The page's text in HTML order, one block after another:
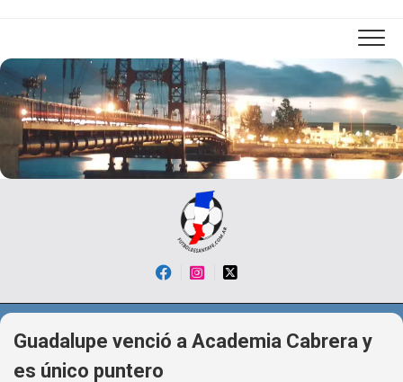
Guadalupe venció a Academia Cabrera y
es único puntero